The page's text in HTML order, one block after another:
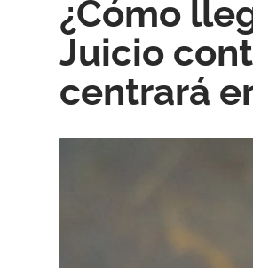
¿Cómo
Juicio
centrará